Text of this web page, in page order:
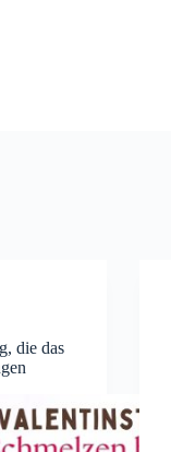
die das